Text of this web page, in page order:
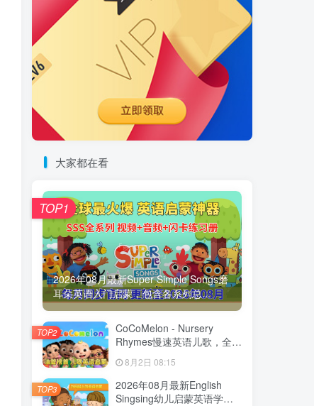
大家都在看
2026年08月最新Super Simple Songs磨
耳朵英语入门启蒙，包含各系列总...
TOP1
CoCoMelon - Nursery
Rhymes慢速英语儿歌，全
带英文字幕，带音频MP3，
百度网盘下载！
8月2日 08:15
TOP2
2026年08月最新English
Singsing幼儿启蒙英语学习
TOP3